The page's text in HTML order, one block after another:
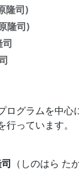
隆司)
隆司)
ログラムを中心
っています。
（しのはら た